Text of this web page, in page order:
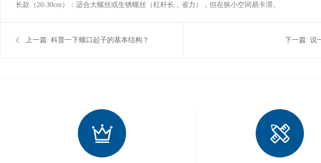
长款（20-30cm）：适合大螺丝或生锈螺丝（杠杆长，省力），但在狭小空间易卡滞。
上一篇: 科普一下螺口起子的基本结构？ 下一篇: 说